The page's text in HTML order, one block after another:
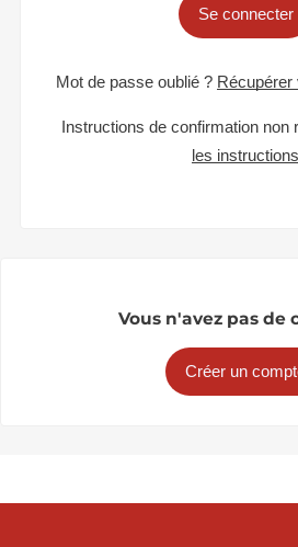
Se connecter
Mot de passe oublié ? Récupérer
Instructions de confirmation non
les instructions
Vous n'avez pas de
Créer un